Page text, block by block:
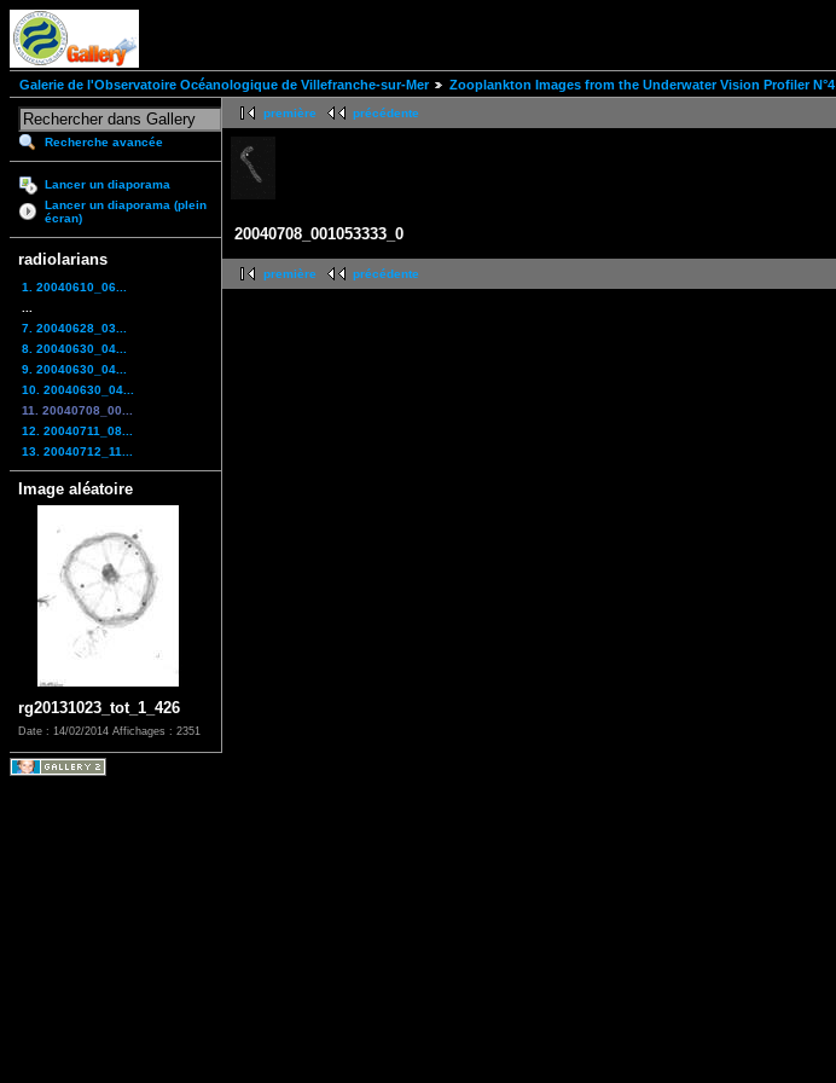
Galerie de l'Observatoire Océanologique de Villefranche-sur-Mer Zooplankton Images from the Underwater Vision Profiler N°4
Recherche avancée
Lancer un diaporama
Lancer un diaporama (plein
écran)
radiolarians
1. 20040610_06...
7. 20040628_03...
8. 20040630_04...
9. 20040630_04...
10. 20040630_04...
11. 20040708_00...
12. 20040711_08...
13. 20040712_11...
Image aléatoire
rg20131023_tot_1_426
Date : 14/02/2014 Affichages : 2351
première précédente
20040708_001053333_0
première précédente